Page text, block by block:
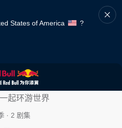
States of America
?
Racing Road
起环游世界
· 2 剧集